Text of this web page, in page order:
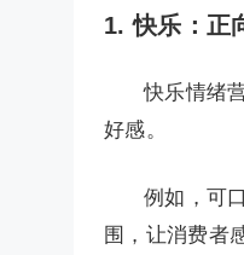
1.快乐：正
快乐情绪
好感。
例如，可
围，让消费者